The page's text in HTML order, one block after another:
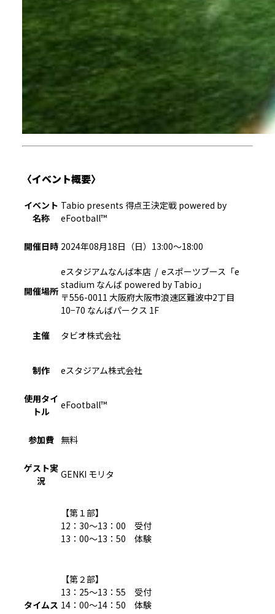
〈イベント概要〉
イベント
名称
Tabio presents 得点王決定戦 powered by
eFootball™
開催日時 2024年08月18日（日）13:00～18:00
開催場所
eスタジアムなんば本店 / eスポーツブース「e
stadium なんば powered by Tabio」
〒556-0011 大阪府大阪市浪速区難波中2丁目
10−70 なんばパークス 1F
主催 タビオ株式会社
制作 eスタジアム株式会社
使用タイ
トル
eFootball™
参加費 無料
ゲスト実
況
GENKI モリタ
タイムス
【第１部】
12：30～13：00 受付
13：00～13：50 体験
【第２部】
13：25～13：55 受付
14：00～14：50 体験